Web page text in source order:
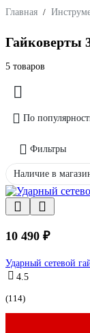
Главная /
Гайковерты
5 товаров
По
Фильтры
Наличие в
10 490 ₽
Ударный сетевой
4.5
(114)